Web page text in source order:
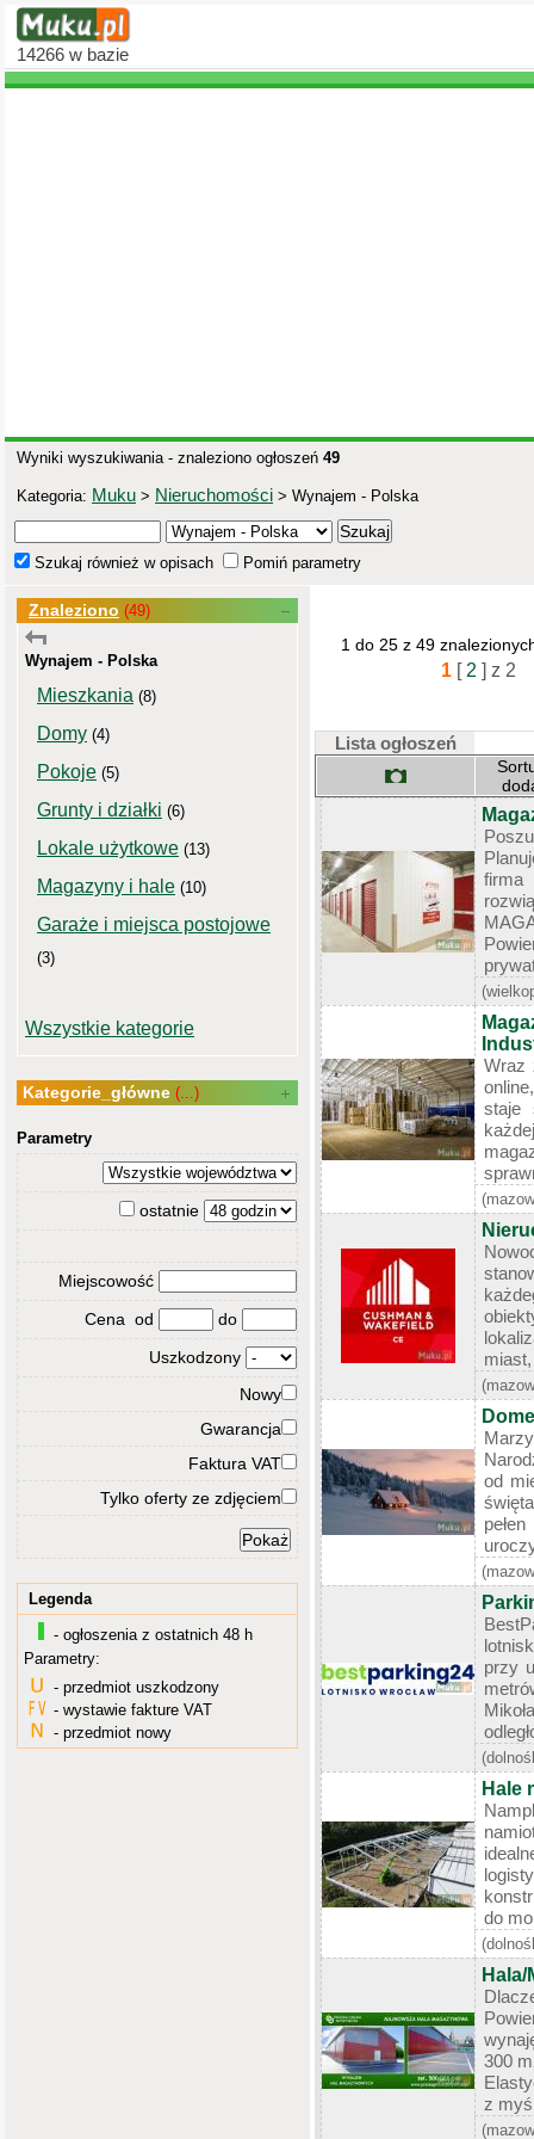
14266 w bazie
Wyniki wyszukiwania - znaleziono ogłoszeń 49
Kategoria: Muku > Nieruchomości > Wynajem - Polska
Szukaj również w opisach Pomiń parametry
Znaleziono (49)
Wynajem - Polska
Mieszkania (8)
Domy (4)
Pokoje (5)
Grunty i działki (6)
Lokale użytkowe (13)
Magazyny i hale (10)
Garaże i miejsca postojowe
(3)
Wszystkie kategorie
Kategorie_główne (...)
Parametry
ostatnie
Miejscowość
Cena od
do
Uszkodzony
Nowy
Gwarancja
Faktura VAT
Tylko oferty ze zdjęciem
Legenda
- ogłoszenia z ostatnich 48 h
Parametry:
- przedmiot uszkodzony
- wystawie fakture VAT
- przedmiot nowy
1 do 25 z 49
1[ 2 ] z 2
Lista ogłoszeń
Wraz
staje
od
przy
Hale
do
300
z